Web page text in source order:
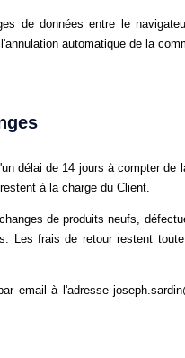
de données entre le
automatique de la
délai de 14 jours à compter
à la charge du Client.
de produits neufs,
Les frais de retour restent
email à l'adresse